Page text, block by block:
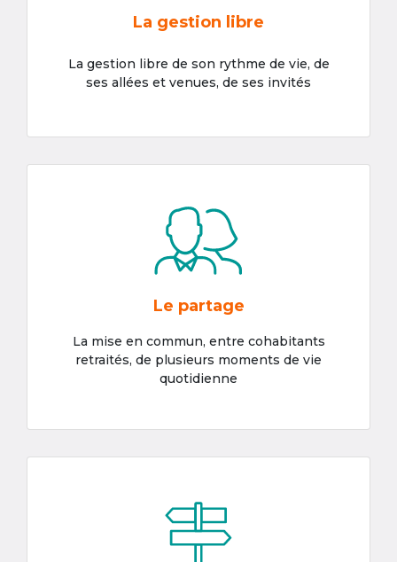
La gestion libre
La gestion libre de son rythme de vie, de
ses allées et venues, de ses invités
Le partage
La mise en commun, entre cohabitants
retraités, de plusieurs moments de vie
quotidienne